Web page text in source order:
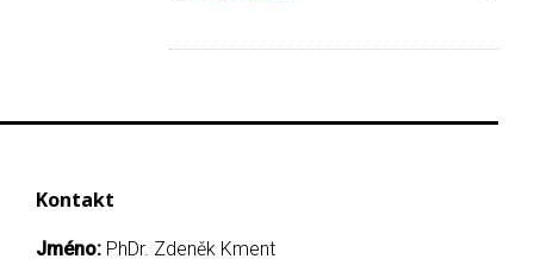
Kontakt
Jméno: PhDr. Zdeněk Kment